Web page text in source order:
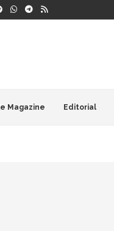
Magazine Editorial